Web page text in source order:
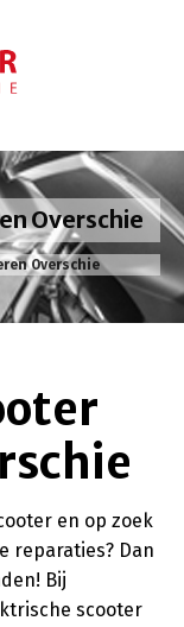
Overschie
Overschie
en op zoek
reparaties? Dan
Bij
scooter